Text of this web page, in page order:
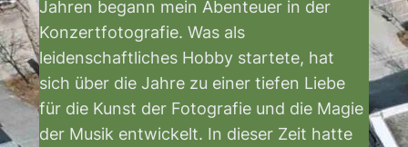
Jahren begann mein Abenteuer in der
Konzertfotografie. Was als
leidenschaftliches Hobby startete, hat
sich über die Jahre zu einer tiefen Liebe
für die Kunst der Fotografie und die Magie
der Musik entwickelt. In dieser Zeit hatte